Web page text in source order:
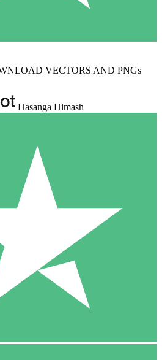
VECTORS AND PNGs
Hasanga Himash